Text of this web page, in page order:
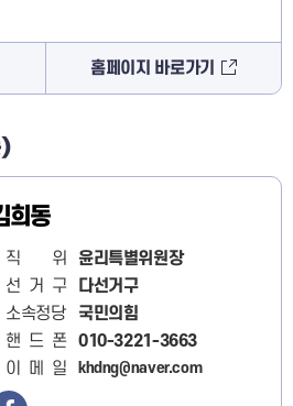
홈페이지 바로가기
희동
직 위윤리특별위원장
선거구
다선거구
소속정당
국민의힘
핸드폰 010-3221-3663
이메일
khdng@naver.com